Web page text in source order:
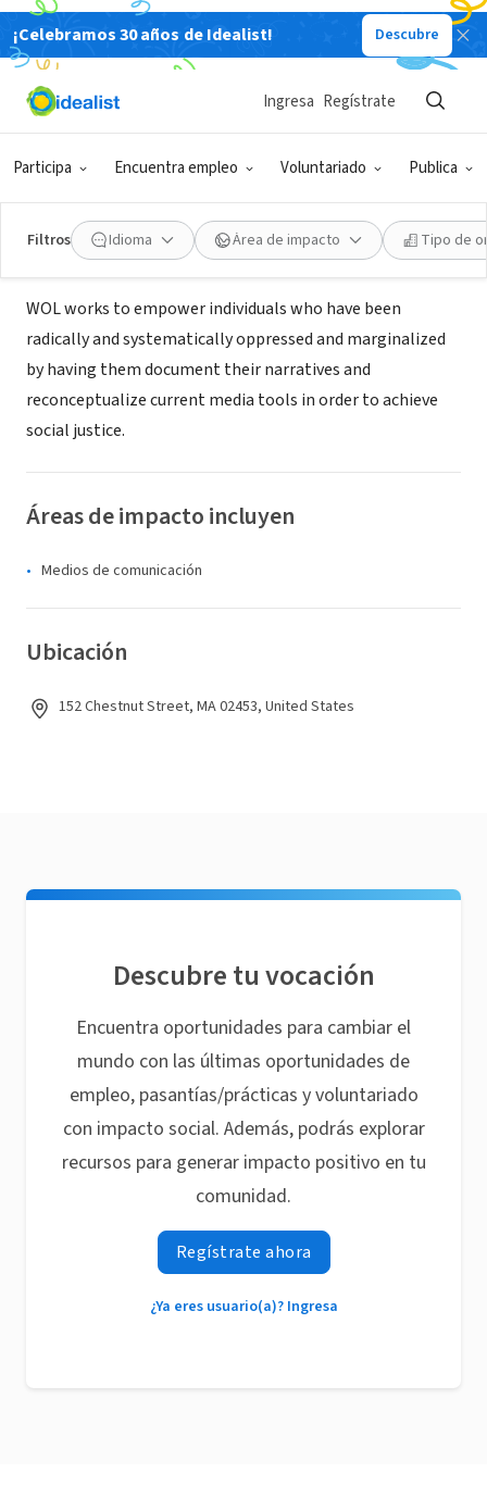
¡Celebramos 30 años de Idealist! Descubre
Participa Encuentra empleo Voluntariado Publica
Ingresa Regístrate
Filtros Idioma Área de impacto Tipo de
ORGANIZACIÓN SIN FIN DE LUCRO
Write Out Loud: Transforming Our
Lives through Writing Our Truths
MA|writeoutloud.yolasite.com/
Acerca de
WOL works to empower individuals who have been
radically and systematically oppressed and marginalized
by having them document their narratives and
reconceptualize current media tools in order to achieve
social justice.
Áreas de impacto incluyen
Medios de comunicación
Ubicación
152 Chestnut Street, MA 02453, United States
Descubre tu vocación
Encuentra oportunidades para cambiar el
mundo con las últimas oportunidades de
empleo, pasantías/prácticas y voluntariado
con impacto social. Además, podrás explorar
recursos para generar impacto positivo en tu
comunidad.
Regístrate ahora
¿Ya eres usuario(a)? Ingresa